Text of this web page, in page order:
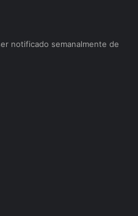
notificado semanalmente de